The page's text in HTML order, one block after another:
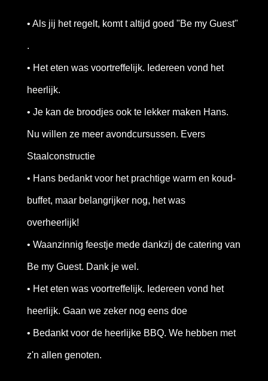
• Als jij het regelt, komt t altijd goed "Be my Guest"
.
• Het eten was voortreffelijk. Iedereen vond het
heerlijk.
• Je kan de broodjes ook te lekker maken Hans.
Nu willen ze meer avondcursussen. Evers
Staalconstructie
• Hans bedankt voor het prachtige warm en koud-
buffet, maar belangrijker nog, het was
overheerlijk!
• Waanzinnig feestje mede dankzij de catering van
Be my Guest. Dank je wel.
• Het eten was voortreffelijk. Iedereen vond het
heerlijk. Gaan we zeker nog eens doe
• Bedankt voor de heerlijke BBQ. We hebben met
z'n allen genoten.